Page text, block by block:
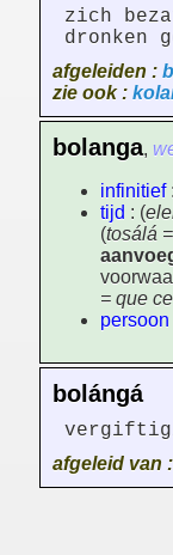
zich
dronken
afgeleiden :
zie ook :
bolanga,
infinitief:
tijd : (
(tosálá
= que
persoon
bolángá
afgeleid van :